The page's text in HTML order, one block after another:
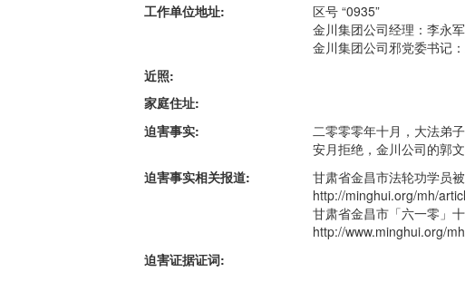
工作单位地址:
区号 “0935”
金川集团公司经理：李永
金川集团公司邪党委书记
近照:
家庭住址:
迫害事实:
二零零零年十月，大法弟
安月拒绝，金川公司的郭
迫害事实相关报道:
甘肃省金昌市法轮功学员
http://minghui.org/mh/
甘肃省金昌市「六一零」
http://www.minghui.org/
迫害证据证词: